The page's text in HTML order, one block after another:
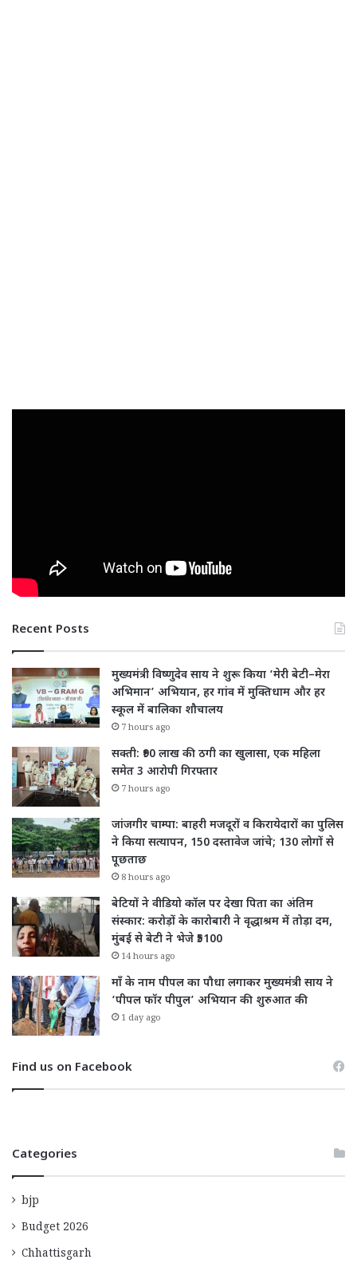
Recent Posts
मुख्यमंत्री विष्णुदेव साय ने शुरू किया ‘मेरी बेटी–मेरा
अभिमान’ अभियान, हर गांव में मुक्तिधाम और हर
स्कूल में बालिका शौचालय
7 hours ago
सक्ती: ₹90 लाख की ठगी का खुलासा, एक महिला
समेत 3 आरोपी गिरफ्तार
7 hours ago
जांजगीर चाम्पा: बाहरी मजदूरों व किरायेदारों का पुलिस
ने किया सत्यापन, 150 दस्तावेज जांचे; 130 लोगों से
पूछताछ
8 hours ago
बेटियों ने वीडियो कॉल पर देखा पिता का अंतिम
संस्कार: करोड़ों के कारोबारी ने वृद्धाश्रम में तोड़ा दम,
मुंबई से बेटी ने भेजे ₹5100
14 hours ago
माँ के नाम पीपल का पौधा लगाकर मुख्यमंत्री साय ने
‘पीपल फॉर पीपुल’ अभियान की शुरुआत की
1 day ago
Find us on Facebook
Categories
bjp
Budget 2026
Chhattisgarh